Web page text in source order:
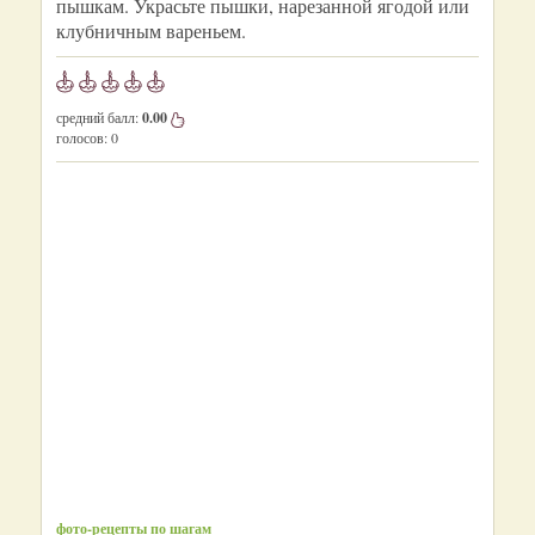
пышкам. Украсьте пышки, нарезанной ягодой или
клубничным вареньем.
средний балл:0.00
голосов:0
фото-рецепты по шагам